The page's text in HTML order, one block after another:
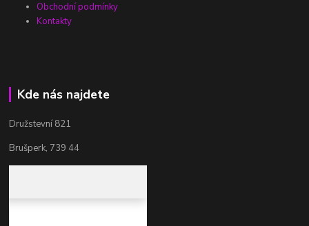
Obchodní podmínky
Kontakty
Kde nás najdete
Družstevní 821
Brušperk, 739 44